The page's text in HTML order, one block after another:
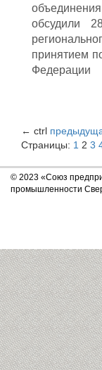
обсудили
принятием
Федерации
← ctrl
Страницы: 1 2 3
© 2023 «Союз
промышленности